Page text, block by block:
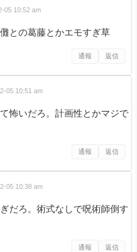
05 10:52 am
との葛藤とかエモすぎ草
通報 返信
05 10:51 am
怖いだろ。計画性とかマジで
通報 返信
05 10:38 am
だろ。術式なしで呪術師倒す
通報 返信